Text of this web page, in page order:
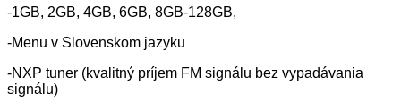
-1GB, 2GB, 4GB, 6GB, 8GB-128GB,
-Menu v Slovenskom jazyku
-NXP tuner (kvalitný príjem FM signálu bez vypadávania
signálu)